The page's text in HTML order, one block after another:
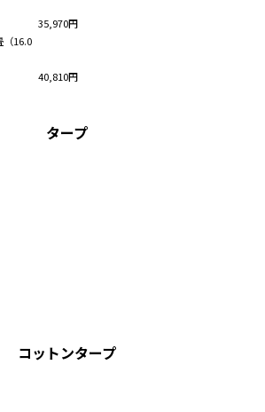
35,970円
（16.0
40,810円
タープ
コットンタープ